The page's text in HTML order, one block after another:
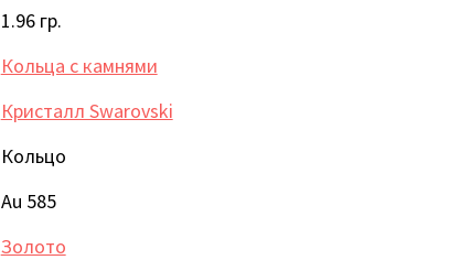
1.96 гр.
Кольца с камнями
Кристалл Swarovski
Кольцо
Au 585
Золото